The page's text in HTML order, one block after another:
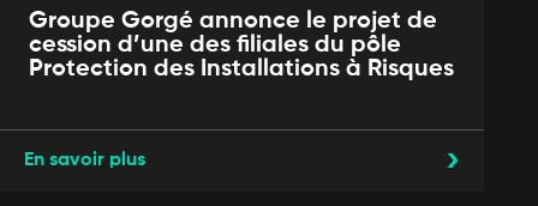
Groupe Gorgé annonce le projet de
cession d’une des filiales du pôle
Protection des Installations à Risques
En savoir plus